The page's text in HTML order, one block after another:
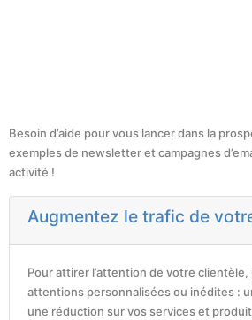
Besoin d’aide pour vous lancer dans la
exemples de newsletter et campagnes
activité !
Augmentez le trafic de
Pour attirer l’attention de votre
attentions personnalisées ou inédites :
une réduction sur vos services et